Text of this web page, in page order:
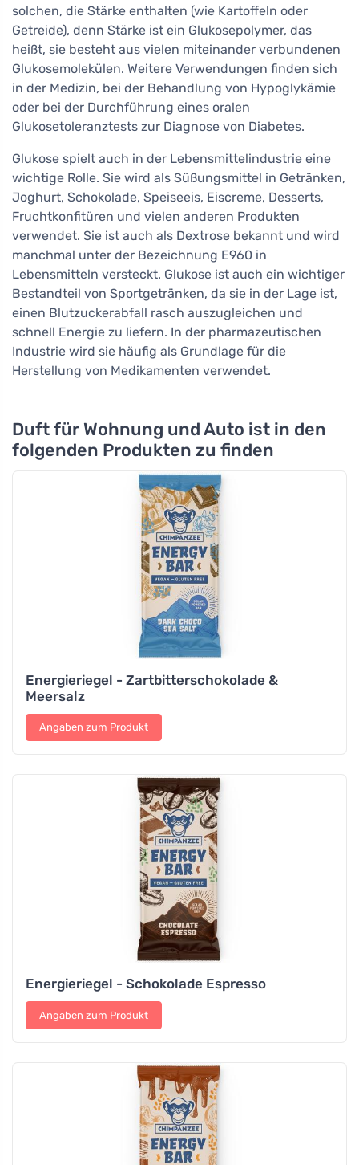
solchen, die Stärke enthalten (wie Kartoffeln oder
Getreide), denn Stärke ist ein Glukosepolymer, das
heißt, sie besteht aus vielen miteinander verbundenen
Glukosemolekülen. Weitere Verwendungen finden sich
in der Medizin, bei der Behandlung von Hypoglykämie
oder bei der Durchführung eines oralen
Glukosetoleranztests zur Diagnose von Diabetes.
Glukose spielt auch in der Lebensmittelindustrie eine
wichtige Rolle. Sie wird als Süßungsmittel in Getränken,
Joghurt, Schokolade, Speiseeis, Eiscreme, Desserts,
Fruchtkonfitüren und vielen anderen Produkten
verwendet. Sie ist auch als Dextrose bekannt und wird
manchmal unter der Bezeichnung E960 in
Lebensmitteln versteckt. Glukose ist auch ein wichtiger
Bestandteil von Sportgetränken, da sie in der Lage ist,
einen Blutzuckerabfall rasch auszugleichen und
schnell Energie zu liefern. In der pharmazeutischen
Industrie wird sie häufig als Grundlage für die
Herstellung von Medikamenten verwendet.
Duft für Wohnung und Auto ist in den
folgenden Produkten zu finden
Energieriegel - Zartbitterschokolade &
Meersalz
Angaben zum Produkt
Energieriegel - Schokolade Espresso
Angaben zum Produkt